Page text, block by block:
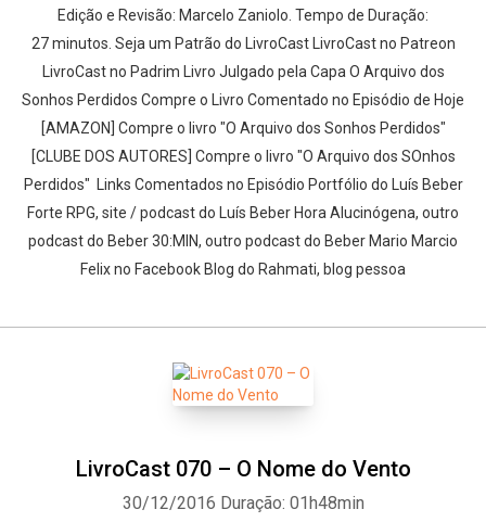
Edição e Revisão: Marcelo Zaniolo. Tempo de Duração:
27 minutos. Seja um Patrão do LivroCast LivroCast no Patreon
LivroCast no Padrim Livro Julgado pela Capa O Arquivo dos
Sonhos Perdidos Compre o Livro Comentado no Episódio de Hoje
[AMAZON] Compre o livro "O Arquivo dos Sonhos Perdidos"
[CLUBE DOS AUTORES] Compre o livro "O Arquivo dos SOnhos
Perdidos" Links Comentados no Episódio Portfólio do Luís Beber
Forte RPG, site / podcast do Luís Beber Hora Alucinógena, outro
podcast do Beber 30:MIN, outro podcast do Beber Mario Marcio
Felix no Facebook Blog do Rahmati, blog pessoa
LivroCast 070 – O Nome do Vento
30/12/2016 Duração: 01h48min